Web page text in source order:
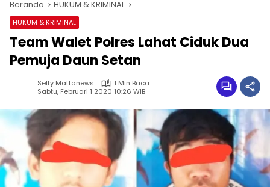
Beranda HUKUM & KRIMINAL
HUKUM & KRIMINAL
Team Walet Polres Lahat Ciduk Dua
Pemuja Daun Setan
Selfy Mattanews
1 Min Baca
Sabtu, Februari 1 2020 10:26 WIB